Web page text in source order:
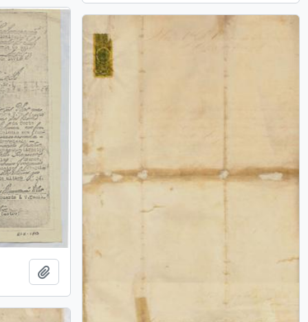
Adicionar a área de transferência